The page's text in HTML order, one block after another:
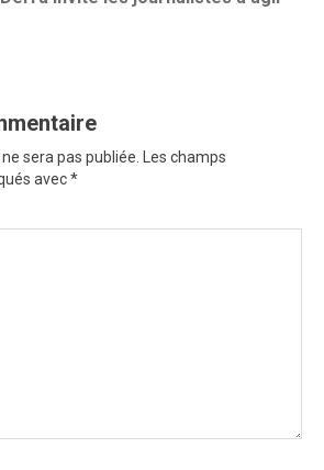
sera pas publiée. Les champs
avec*